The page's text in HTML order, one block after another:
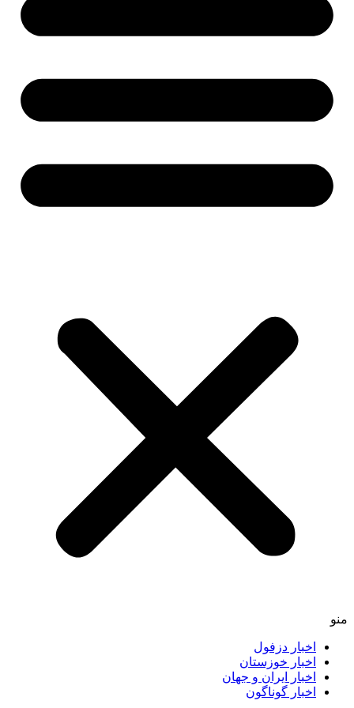
اخبار دزفول
اخبار خوزستان
اخبار ایران و جهان
اخبار گوناگون